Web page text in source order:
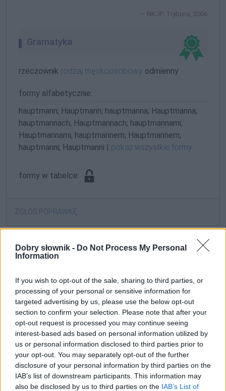
Dobry słownik - Do Not Process My Personal
Information
If you wish to opt-out of the sale, sharing to third parties, or
processing of your personal or sensitive information for
targeted advertising by us, please use the below opt-out
section to confirm your selection. Please note that after your
opt-out request is processed you may continue seeing
interest-based ads based on personal information utilized by
us or personal information disclosed to third parties prior to
your opt-out. You may separately opt-out of the further
disclosure of your personal information by third parties on the
IAB’s list of downstream participants. This information may
also be disclosed by us to third parties on the IAB’s List of
NKJP: Trybuna, 2006
Gramatyka
rzeczownik rodzaj męskoosobowy odmienny
formy alfabetycznie:
hauptmann; Hauptmann; hauptmanna; Hauptmanna;
hauptmannach; Hauptmannach; hauptmannami;
Hauptmannami; hauptmannem; Hauptmannem;
hauptmanni; Hauptmanni | pokaż wszystkie formy
formy w tabelce:
ZGŁOŚ POPRAWKĘ
Pozostały wątpliwości? Brakuje czegoś w haśle?
Zobacz, co zyskują abonenci Dobrego słownika.